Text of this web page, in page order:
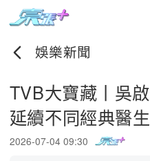
娛樂新聞
TVB大寶藏丨吳
延續不同經典醫
2026-07-04 09:30